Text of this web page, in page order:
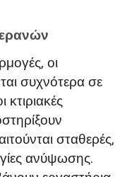
οι
συχνότερα σε
σταθερές,
ανύψωσης.